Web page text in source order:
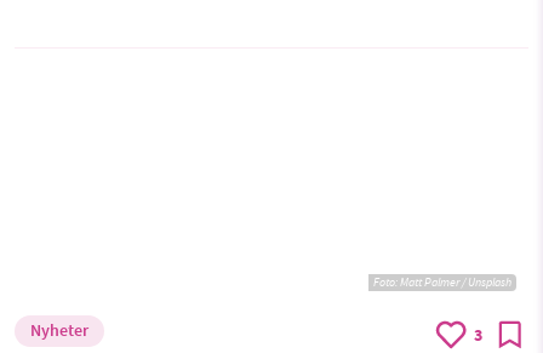
Foto:Matt Palmer / Unsplash
Nyheter 3